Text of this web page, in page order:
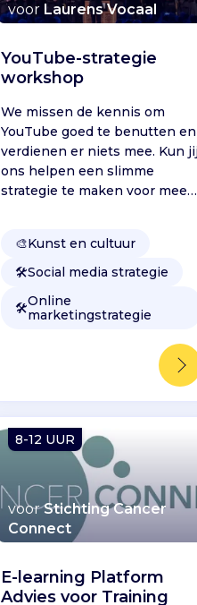
voor Laurens Vocaal
YouTube-strategie
workshop
We missen de kennis om
YouTube goed te benutten en
verdienen er niets mee. Kun
ons helpen een slimme
strategie te maken voor meer
🎨Kunst en cultuur
🛠️Social media strategie
🛠️Online
marketingstrategie
8-12 UUR
voorStichting Cancer
Connect
E-learning Platform
Advies voor Training